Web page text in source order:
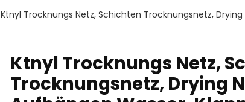
Ktnyl Trocknungs Netz, Schichten Trocknungsnetz,
Ktnyl Trocknungs Netz,
Trocknungsnetz, Drying